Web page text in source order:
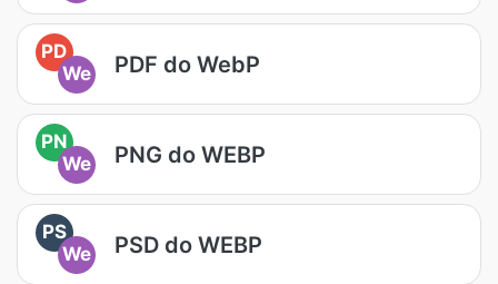
PD
We
PDF do WebP
PN
We
PNG do WEBP
PS
We
PSD do WEBP